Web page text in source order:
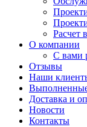
Расчет
О компании
С вами
Отзывы
Наши
Доставка и
Новости
Контакты